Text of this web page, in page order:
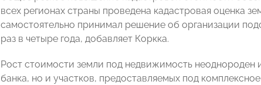
всех регионах страны проведена кадастровая оценка
самостоятельно принимал решение об организации
раз в четыре года, добавляет Коркка.
Рост стоимости земли под недвижимость неоднороден
банка, но и участков, предоставляемых под